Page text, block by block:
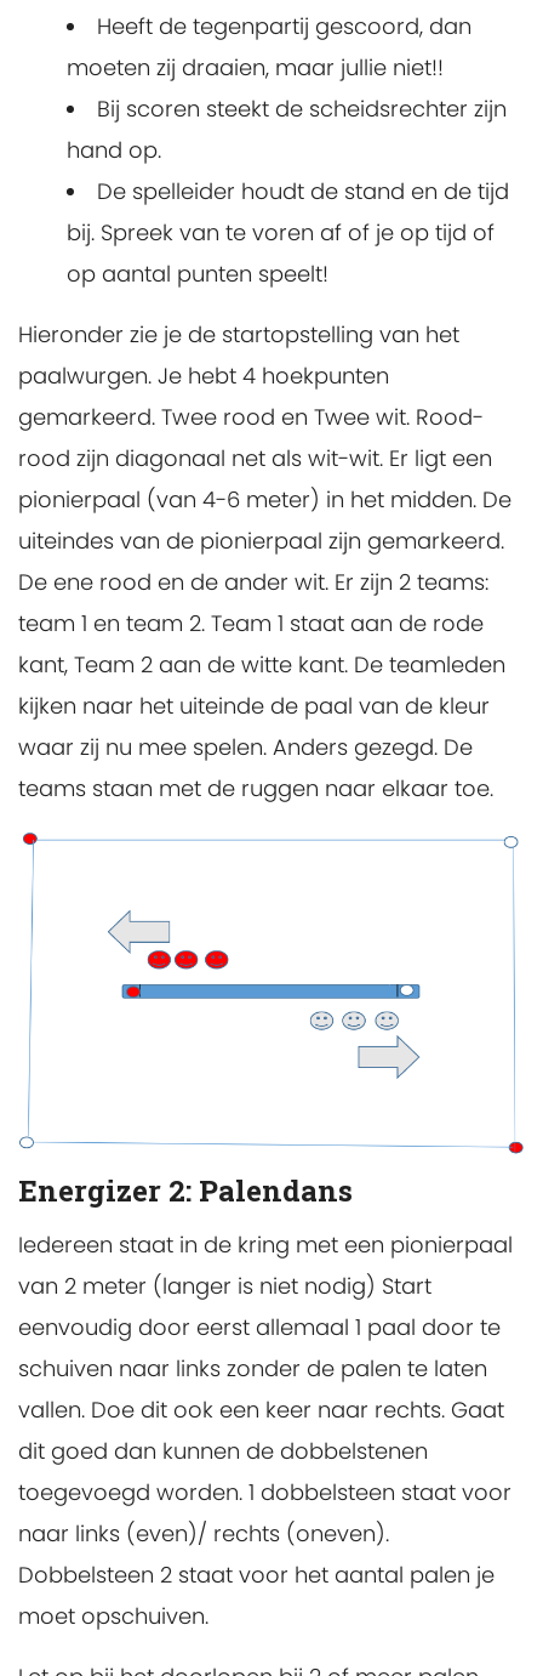
Heeft de tegenpartij gescoord, dan
moeten zij draaien, maar jullie niet!!
Bij scoren steekt de scheidsrechter zijn
hand op.
De spelleider houdt de stand en de tijd
bij. Spreek van te voren af of je op tijd of
op aantal punten speelt!
Hieronder zie je de startopstelling van het
paalwurgen. Je hebt 4 hoekpunten
gemarkeerd. Twee rood en Twee wit. Rood-
rood zijn diagonaal net als wit-wit. Er ligt een
pionierpaal (van 4-6 meter) in het midden. De
uiteindes van de pionierpaal zijn gemarkeerd.
De ene rood en de ander wit. Er zijn 2 teams:
team 1 en team 2. Team 1 staat aan de rode
kant, Team 2 aan de witte kant. De teamleden
kijken naar het uiteinde de paal van de kleur
waar zij nu mee spelen. Anders gezegd. De
teams staan met de ruggen naar elkaar toe.
Energizer 2: Palendans
Iedereen staat in de kring met een pionierpaal
van 2 meter (langer is niet nodig) Start
eenvoudig door eerst allemaal 1 paal door te
schuiven naar links zonder de palen te laten
vallen. Doe dit ook een keer naar rechts. Gaat
dit goed dan kunnen de dobbelstenen
toegevoegd worden. 1 dobbelsteen staat voor
naar links (even)/ rechts (oneven).
Dobbelsteen 2 staat voor het aantal palen je
moet opschuiven.